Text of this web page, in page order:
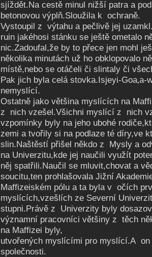
sjíždět.Na cestě minul nižší patra a
betonovou výplň.Sloužila k ochraně.
Vystoupil z výtahu a pečlivě jej
ruin jakéhosi stánku se ještě ometalo
nic.Zadoufal,že by to přece jen mohl
několika minutách už ho obklopovalo
místě,nebo se otáčeli či slintaly či
Pak jich byla celá stovka.Isjeyi-Goa‚a-
nemyslící.
Ostatně jako většina myslících na
z nich vzešel.Všichni myslící z nich
vzpomínky byly na jeho ubohé
zemi a tvořily si na podlaze té díry,ve
slin.Naštěstí přišel někdo z Mysly a
na Univerzitu,kde jej naučili využít
něj spatřili.Naučil se mluvit,chovat a
soucitu,ten prohlašovala Jižní
Maffizeiském pólu a ta byla v očích
myslících,vzešlích ze Severní
stupni.Právě z Univerzity byly
významní pracovníci většiny z těch
na Maffizei byly,
utvořených myslícími pro myslící.A
společnosti.